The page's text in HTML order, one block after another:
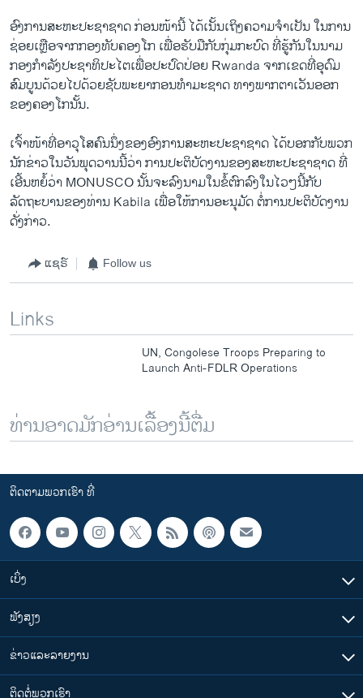
ອົງການສະຫະປະຊາຊາດ ​ກ່ອນ​ໜ້າ​ນີ້ ໄດ້​ເນັ້ນ​ເຖິງ​ຄວາມ​ຈຳເປັນ ໃນການ​
ຊ່ອຍ​ເຫຼືອຈາກ​ກອງທັບ​ຄອງ​ໂກ ​ເພື່ອຮັບ​ມື​ກັບ​ກຸ່ມ​ກະບົດ​ ທີ່​ຮູ້​ກັນ​ໃນ​ນາມ
ກອງ​ກຳລັງ​ປະຊາທິປະ​ໄຕ​ເພື່ອ​ປະປົດປ່ອຍ Rwanda ຈາກ​ເຂດ​ທີ່​ອຸດົມ
ສົມບູນ​ດ້ວຍໄປດ້ວຍ​ຊັບພະ​ຍາກ​ອນທຳ​ມະ​ຊາດ ທາງ​ພາກ​ຕາ​ເວັນ​ອອກ
ຂອງຄອງໂກ​ນັ້ນ.
​ເຈົ້າ​ໜ້າ​ທີ່ອາວຸ​ໂສຄົນນຶ່ງຂອງ​ອົງການ​ສະຫະ​ປະຊາ​ຊາດ ​ໄດ້​ບອກ​ກັບ​ພວກ​
ນັກ​ຂ່າວໃນ​ວັນ​ພຸດ​ວານ​ນີ້ວ່າ ການປະຕິບັດງານຂອງ​ສະຫະ​ປະຊາ​ຊາດ ທີ່
ເອີ້ນຫຍໍ້ວ່າ MONUSCO ນັ້ນ​ຈະ​ລົງ​ນາມ​ໃນ​ຂໍ້​ຕົກລົງໃນໄວໆນີ້ກັບ
ລັດຖະບານ​ຂອງ​ທ່ານ Kabila ເພື່ອໃຫ້ການອະນຸມັດ ຕໍ່ການ​ປະຕິບັດ​ງານ​
ດັ່ງກ່າວ.​
ແຊຣ໌ Follow us
Links
UN, Congolese Troops Preparing to
Launch Anti-FDLR Operations
ທ່ານອາດມັກອ່ານເລື້ອງນີ້ຕື່ມ
ຕິດຕາມພວກເຮົາ ທີ່
ເບິ່ງ
ຟັງສຽງ
ຂ່າວແລະລາຍງານ
ຕິດຕໍ່ພວກເຮົາ